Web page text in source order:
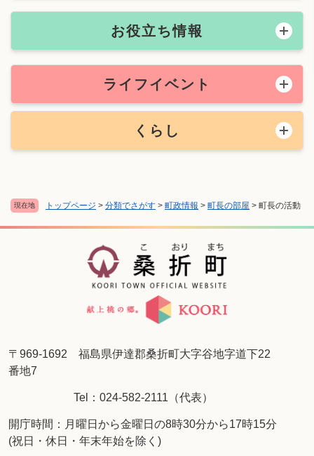
現在地 トップページ > 分類でさがす > 町政情報 > 町長の部屋 > 町長の活動
お役立ち情報
ライフイベント
くらし
〒969-1692 福島県伊達郡桑折町大字谷地字道下22
番地7
Tel：024-582-2111（代表）
開庁時間：月曜日から金曜日の8時30分から17時15分
(祝日・休日・年末年始を除く)